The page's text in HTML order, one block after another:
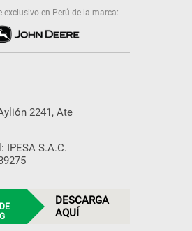
exclusivo en Perú de la marca:
2241, Ate
IPESA S.A.C.
DESCARGA
AQUÍ